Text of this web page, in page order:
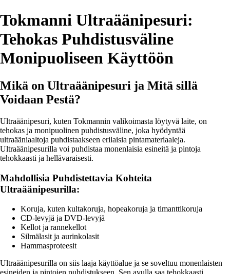
Tokmanni Ultraäänipesuri:
Tehokas Puhdistusväline
Monipuoliseen Käyttöön
Mikä on Ultraäänipesuri ja Mitä sillä
Voidaan Pestä?
Ultraäänipesuri, kuten Tokmannin valikoimasta löytyvä laite, on
tehokas ja monipuolinen puhdistusväline, joka hyödyntää
ultraääniaaltoja puhdistaakseen erilaisia pintamateriaaleja.
Ultraäänipesurilla voi puhdistaa monenlaisia esineitä ja pintoja
tehokkaasti ja hellävaraisesti.
Mahdollisia Puhdistettavia Kohteita
Ultraäänipesurilla:
Koruja, kuten kultakoruja, hopeakoruja ja timanttikoruja
CD-levyjä ja DVD-levyjä
Kellot ja rannekellot
Silmälasit ja aurinkolasit
Hammasproteesit
Ultraäänipesurilla on siis laaja käyttöalue ja se soveltuu monenlaisten